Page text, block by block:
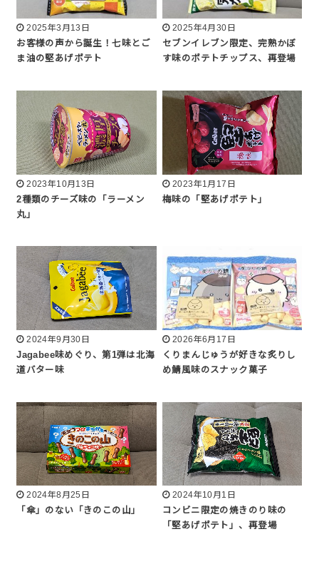
2025年3月13日
お客様の声から誕生！七味とご
ま油の堅あげポテト
2025年4月30日
セブンイレブン限定、完熟かぼ
す味のポテトチップス、再登場
2023年10月13日
2種類のチーズ味の「ラーメン
丸」
2023年1月17日
梅味の「堅あげポテト」
2024年9月30日
Jagabee味めぐり、第1弾は北海
道バター味
2026年6月17日
くりまんじゅうが好きな炙りし
め鯖風味のスナック菓子
2024年8月25日
「傘」のない「きのこの山」
2024年10月1日
コンビニ限定の焼きのり味の
「堅あげポテト」、再登場